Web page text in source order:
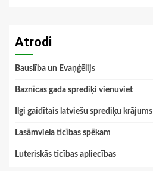
Atrodi
Bauslība un Evaņģēlijs
Baznīcas gada sprediķi vienuviet
Ilgi gaidītais latviešu sprediķu krājums
Lasāmviela ticības spēkam
Luteriskās ticības apliecības